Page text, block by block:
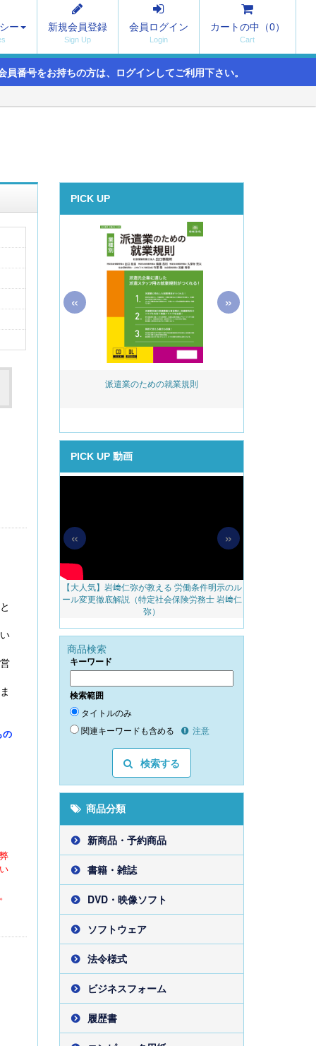
ー 新規会員登録 会員ログイン カートの中（0）
番号をお持ちの方は、ログインしてご利用下さい。
の
PICK UP
派遣業のための就業規則
« »
PICK UP 動画
案内
【大人気】岩﨑仁弥が教える 労働条件明示のル
ール変更徹底解説（特定社会保険労務士 岩﨑仁
弥）
« »
商品検索
キーワード
検索範囲
タイトルのみ
関連キーワードも含める
注意
検索する
商品分類
新商品・予約商品
書籍・雑誌
DVD・映像ソフト
ソフトウェア
法令様式
ビジネスフォーム
履歴書